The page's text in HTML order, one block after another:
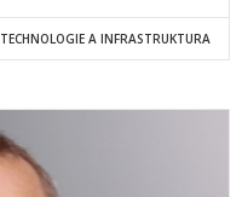
TECHNOLOGIE A INFRASTRUKTURA